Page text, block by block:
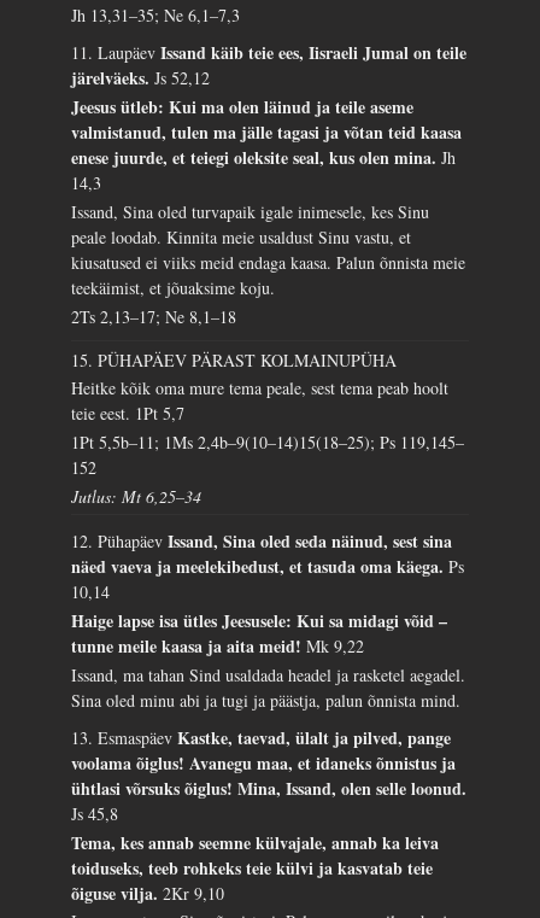
Jh 13,31–35; Ne 6,1–7,3
11. LaupäevIssand käib teie ees, Iisraeli Jumal on teile
järelväeks.Js 52,12
Jeesus ütleb: Kui ma olen läinud ja teile aseme
valmistanud, tulen ma jälle tagasi ja võtan teid kaasa
enese juurde, et teiegi oleksite seal, kus olen mina.Jh
14,3
Issand, Sina oled turvapaik igale inimesele, kes Sinu
peale loodab. Kinnita meie usaldust Sinu vastu, et
kiusatused ei viiks meid endaga kaasa. Palun õnnista meie
teekäimist, et jõuaksime koju.
2Ts 2,13–17; Ne 8,1–18
15. PÜHAPÄEV PÄRAST KOLMAINUPÜHA
Heitke kõik oma mure tema peale, sest tema peab hoolt
teie eest. 1Pt 5,7
1Pt 5,5b–11; 1Ms 2,4b–9(10–14)15(18–25); Ps 119,145–
152
Jutlus: Mt 6,25–34
12. PühapäevIssand, Sina oled seda näinud, sest sina
näed vaeva ja meelekibedust, et tasuda oma käega.Ps
10,14
Haige lapse isa ütles Jeesusele: Kui sa midagi võid –
tunne meile kaasa ja aita meid!Mk 9,22
Issand, ma tahan Sind usaldada headel ja rasketel aegadel.
Sina oled minu abi ja tugi ja päästja, palun õnnista mind.
13. EsmaspäevKastke, taevad, ülalt ja pilved, pange
voolama õiglus! Avanegu maa, et idaneks õnnistus ja
ühtlasi võrsuks õiglus! Mina, Issand, olen selle loonud.
Js 45,8
Tema, kes annab seemne külvajale, annab ka leiva
toiduseks, teeb rohkeks teie külvi ja kasvatab teie
õiguse vilja.2Kr 9,10